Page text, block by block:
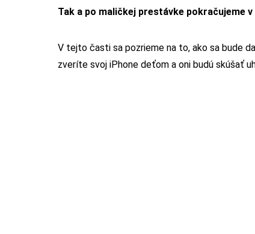
Tak a po maličkej prestávke pokračujeme
V tejto časti sa pozrieme na to, ako sa bude
zveríte svoj iPhone deťom a oni budú skúšať